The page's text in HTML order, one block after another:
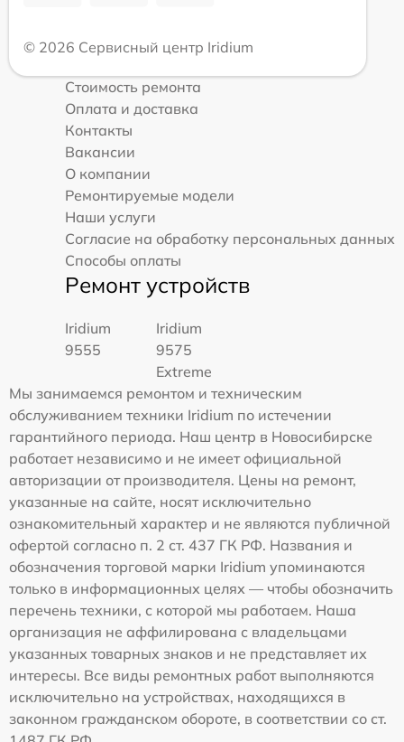
© 2026 Сервисный центр Iridium
Стоимость ремонта
Оплата и доставка
Контакты
Вакансии
О компании
Ремонтируемые модели
Наши услуги
Согласие на обработку персональных данных
Способы оплаты
Ремонт устройств
Iridium
9555
Iridium
9575
Extreme
Мы занимаемся ремонтом и техническим
обслуживанием техники Iridium по истечении
гарантийного периода. Наш центр в Новосибирске
работает независимо и не имеет официальной
авторизации от производителя. Цены на ремонт,
указанные на сайте, носят исключительно
ознакомительный характер и не являются публичной
офертой согласно п. 2 ст. 437 ГК РФ. Названия и
обозначения торговой марки Iridium упоминаются
только в информационных целях — чтобы обозначить
перечень техники, с которой мы работаем. Наша
организация не аффилирована с владельцами
указанных товарных знаков и не представляет их
интересы. Все виды ремонтных работ выполняются
исключительно на устройствах, находящихся в
законном гражданском обороте, в соответствии со ст.